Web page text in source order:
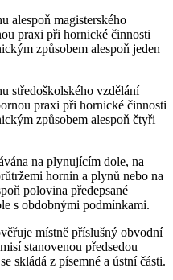
alespoň magisterského
praxi při hornické činnosti
způsobem alespoň jeden
středoškolského vzdělání
praxi při hornické činnosti
způsobem alespoň čtyři
na plynujícím dole, na
hornin a plynů nebo na
polovina předepsané
s obdobnými podmínkami.
místně příslušný obvodní
stanovenou předsedou
skládá z písemné a ústní části.